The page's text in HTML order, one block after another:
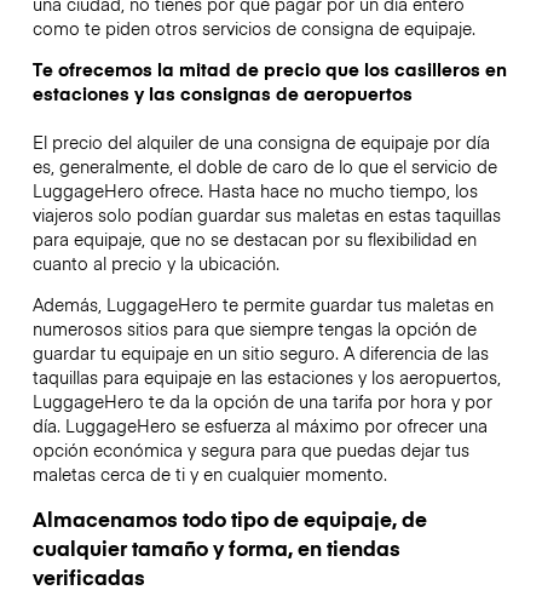
como te piden otros servicios de consigna de equipaje.
Te ofrecemos la mitad de precio que los casilleros en
estaciones y las consignas de aeropuertos
El precio del alquiler de una consigna de equipaje por día
es, generalmente, el doble de caro de lo que el servicio de
LuggageHero ofrece. Hasta hace no mucho tiempo, los
viajeros solo podían guardar sus maletas en estas taquillas
para equipaje, que no se destacan por su flexibilidad en
cuanto al precio y la ubicación.
Además, LuggageHero te permite guardar tus maletas en
numerosos sitios para que siempre tengas la opción de
guardar tu equipaje en un sitio seguro. A diferencia de las
taquillas para equipaje en las estaciones y los aeropuertos,
LuggageHero te da la opción de una tarifa por hora y por
día. LuggageHero se esfuerza al máximo por ofrecer una
opción económica y segura para que puedas dejar tus
maletas cerca de ti y en cualquier momento.
Almacenamos todo tipo de equipaje, de
cualquier tamaño y forma, en tiendas
verificadas